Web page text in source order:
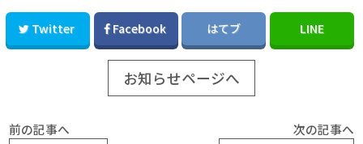
Twitter Facebook はてブ LINE
お知らせページへ
前の記事へ
次の記事へ